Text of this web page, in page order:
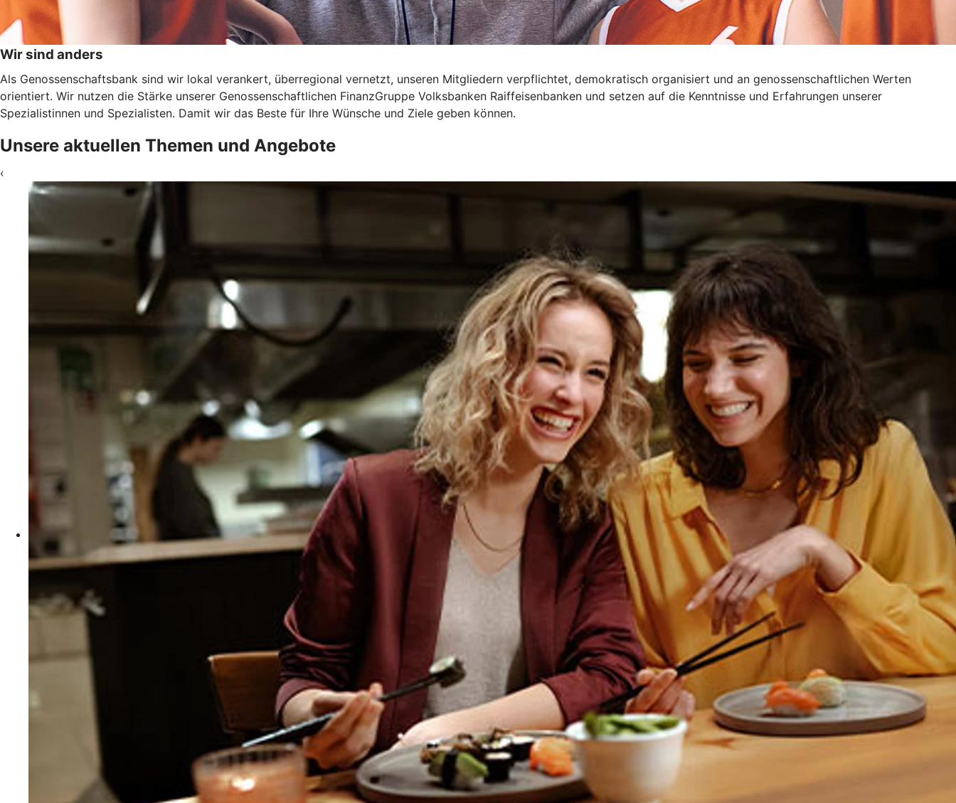
Wir sind anders
Als Genossenschaftsbank sind wir lokal verankert, überregional vernetzt, unseren Mitgliedern verpflichtet, demokratisch organisiert und an genossenschaftlichen Werten
orientiert. Wir nutzen die Stärke unserer Genossenschaftlichen FinanzGruppe Volksbanken Raiffeisenbanken und setzen auf die Kenntnisse und Erfahrungen unserer
Spezialistinnen und Spezialisten. Damit wir das Beste für Ihre Wünsche und Ziele geben können.
Unsere aktuellen Themen und Angebote
‹